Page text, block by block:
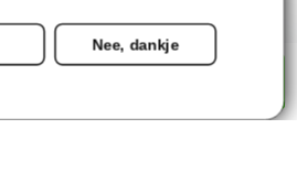
Nee, dankje